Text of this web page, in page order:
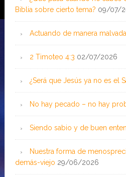
Biblia sobre cierto tema? 09/07/
Actuando de manera malvada
2 Timoteo 4:3 02/07/2026
¿Será que Jesús ya no es el
No hay pecado – no hay
Siendo sabio y de buen
Nuestra forma de
demás-viejo 29/06/2026